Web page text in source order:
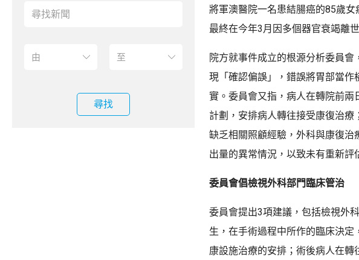
尋找
將軍澳醫院一名患結腸癌的85歲
最終在今年3月因多個器官衰竭離世
院方就事件成立的根源分析委員
現「確認偏誤」，錯誤將胃部當
實。委員會又指，病人在轉院前
計劃，安排病人轉往接受康復治療
缺乏相關照顧經驗，外科與康復
出量的異常情況，以致未有重新評
委員會倡檢視外科部門臨床管治
委員會提出3項建議，包括檢視外
生，在手術過程中所作的臨床決
康設施治療的安排；術後病人在